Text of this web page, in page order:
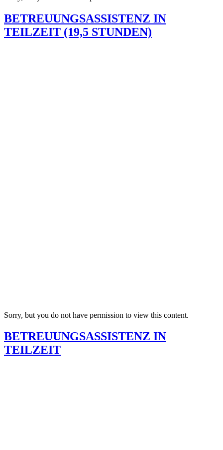
BETREUUNGSASSISTENZ IN
TEILZEIT (19,5 STUNDEN)
Sorry, but you do not have permission to view this content.
BETREUUNGSASSISTENZ IN
TEILZEIT